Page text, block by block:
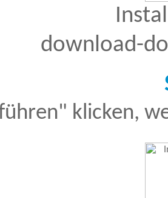
download-
klicken,